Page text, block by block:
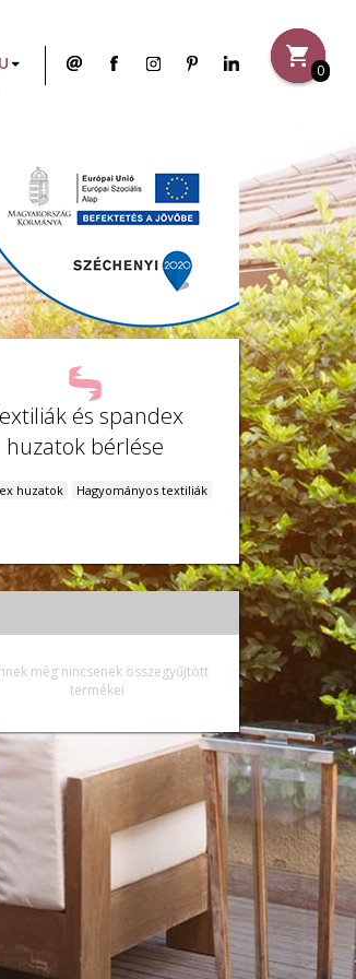
0
és spandex
huzatok bérlése
huzatok Hagyományos textiliák
még nincsenek összegyűjtött
termékei